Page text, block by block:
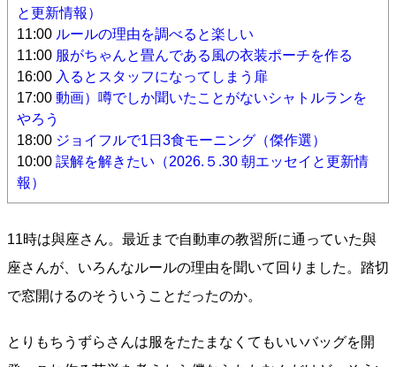
と更新情報）
11:00 ルールの理由を調べると楽しい
11:00 服がちゃんと畳んである風の衣装ポーチを作る
16:00 入るとスタッフになってしまう扉
17:00 動画）噂でしか聞いたことがないシャトルランを
やろう
18:00 ジョイフルで1日3食モーニング（傑作選）
10:00 誤解を解きたい（2026.５.30 朝エッセイと更新情
報）
11時は與座さん。最近まで自動車の教習所に通っていた與
座さんが、いろんなルールの理由を聞いて回りました。踏切
で窓開けるのそういうことだったのか。
とりもちうずらさんは服をたたまなくてもいいバッグを開